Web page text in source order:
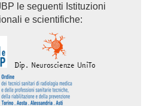
le seguenti Istituzioni
e scientifiche: